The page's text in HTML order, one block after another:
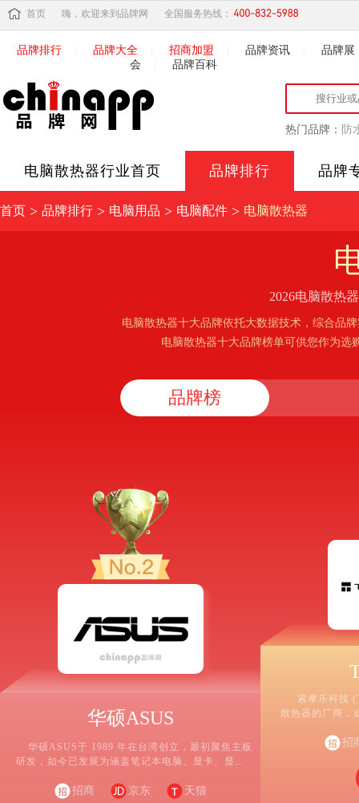
首页 嗨，欢迎来到品牌网 全国服务热线：
品牌排行 品牌大全 招商加盟 品牌资讯
品牌展
会
品牌百科
热门品牌： 防
电脑散热器行业首页 品牌排行 品牌
首页 > 品牌排行 > 电脑用品 > 电脑配件 > 电脑散热器
2026电脑散热
电脑散热器十大品牌依托大数据技术，综合品
电脑散热器十大品牌榜单可供您作为选
品牌榜
华硕ASUS
华硕ASUS于 1989 年在台湾创立，最初聚焦主板
研发，如今已发展为涵盖笔记本电脑、显卡、显示
局广泛，新兴市场增速显著，中国市场更是其重点深
招商 京东 天猫
索摩乐科技
散热器的厂商，
足轻重影响力招